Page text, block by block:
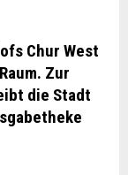
Chur West
Zur
die Stadt